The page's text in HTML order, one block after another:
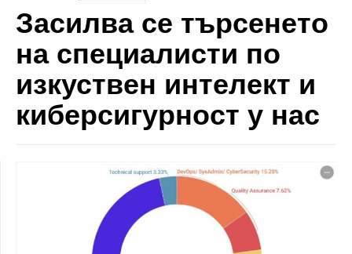
Засилва се търсенето
на специалисти по
изкуствен интелект и
киберсигурност у нас